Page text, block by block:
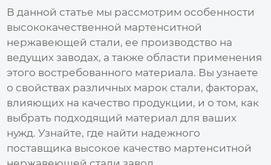
В данной статье мы рассмотрим особенности
высококачественной мартенситной
нержавеющей стали, ее производство на
ведущих заводах, а также области применения
этого востребованного материала. Вы узнаете
о свойствах различных марок стали, факторах,
влияющих на качество продукции, и о том, как
выбрать подходящий материал для ваших
нужд. Узнайте, где найти надежного
поставщика высокое качество мартенситной